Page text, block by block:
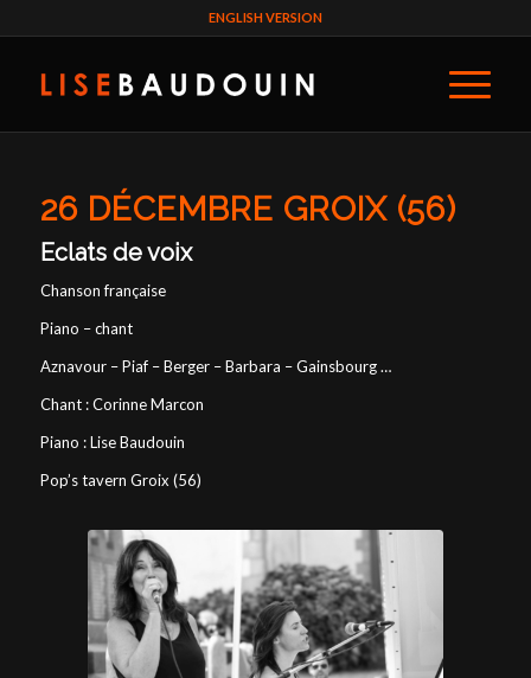
ENGLISH VERSION
26 DÉCEMBRE GROIX (56)
Eclats de voix
Chanson française
Piano – chant
Aznavour – Piaf – Berger – Barbara – Gainsbourg …
Chant : Corinne Marcon
Piano : Lise Baudouin
Pop’s tavern Groix (56)